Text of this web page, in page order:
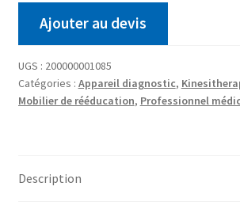
Ajouter au devis
UGS : 200000001085
Catégories : Appareil diagnostic,
Mobilier de rééducation, Professionnel
Description